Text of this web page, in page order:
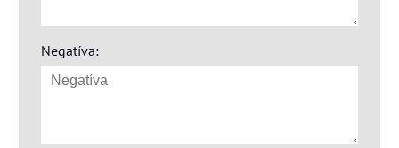
Negatíva: